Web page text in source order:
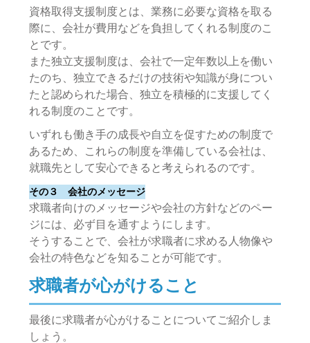
資格取得支援制度とは、業務に必要な資格を取る
際に、会社が費用などを負担してくれる制度のこ
とです。
また独立支援制度は、会社で一定年数以上を働い
たのち、独立できるだけの技術や知識が身につい
たと認められた場合、独立を積極的に支援してく
れる制度のことです。
いずれも働き手の成長や自立を促すための制度で
あるため、これらの制度を準備している会社は、
就職先として安心できると考えられるのです。
その３ 会社のメッセージ
求職者向けのメッセージや会社の方針などのペー
ジには、必ず目を通すようにします。
そうすることで、会社が求職者に求める人物像や
会社の特色などを知ることが可能です。
求職者が心がけること
最後に求職者が心がけることについてご紹介しま
しょう。